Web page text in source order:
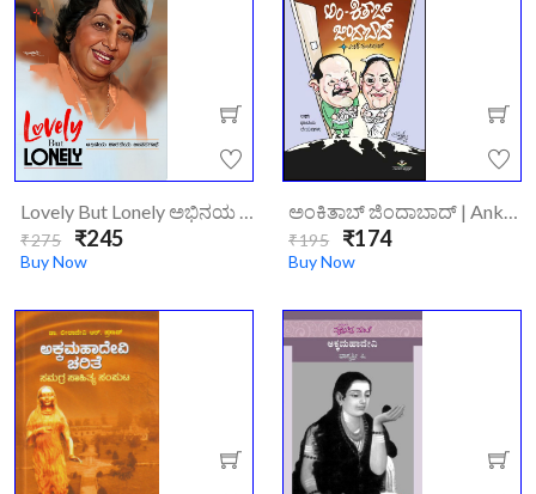
Lovely But Lonely ಅಭಿನಯ ಶಾರದೆಯ ಜೀವನಗಾಥೆ
₹275 ₹245
Buy Now
ಅಂಕಿತಾಬ್ ಜಿಂದಾಬಾದ್ | Ankita-Jindabad/
₹195 ₹174
Buy Now